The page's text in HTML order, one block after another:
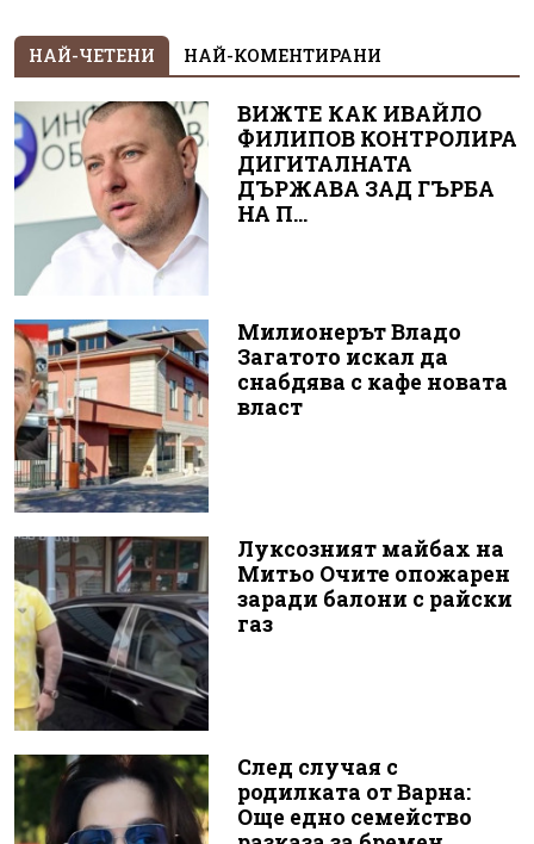
НАЙ-ЧЕТЕНИ НАЙ-КОМЕНТИРАНИ
ВИЖТЕ КАК ИВАЙЛО
ФИЛИПОВ КОНТРОЛИРА
ДИГИТАЛНАТА
ДЪРЖАВА ЗАД ГЪРБА
НА П...
Милионерът Владо
Загатото искал да
снабдява с кафе новата
власт
Луксозният майбах на
Митьо Очите опожарен
заради балони с райски
газ
След случая с
родилката от Варна:
Още едно семейство